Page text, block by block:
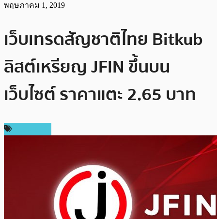
พฤษภาคม 1, 2019
เว็บเทรดสัญชาติไทย Bitkub
ลิสต์เหรียญ JFIN ขึ้นบน
เว็บไซต์ ราคาแตะ 2.65 บาท